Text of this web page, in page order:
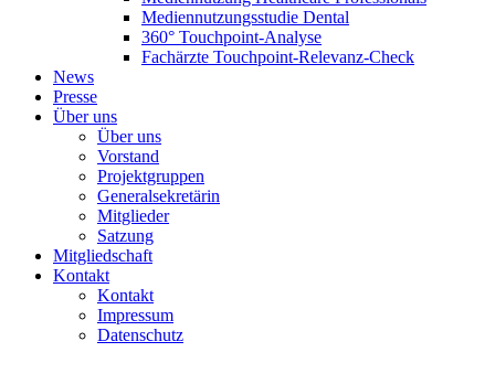
Mediennutzungsstudie Dental
360° Touchpoint-Analyse
Fachärzte Touchpoint-Relevanz-Check
News
Presse
Über uns
Über uns
Vorstand
Projektgruppen
Generalsekretärin
Mitglieder
Satzung
Mitgliedschaft
Kontakt
Kontakt
Impressum
Datenschutz